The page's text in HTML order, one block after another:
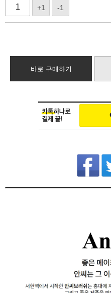
+1 -1
바로 구매하기